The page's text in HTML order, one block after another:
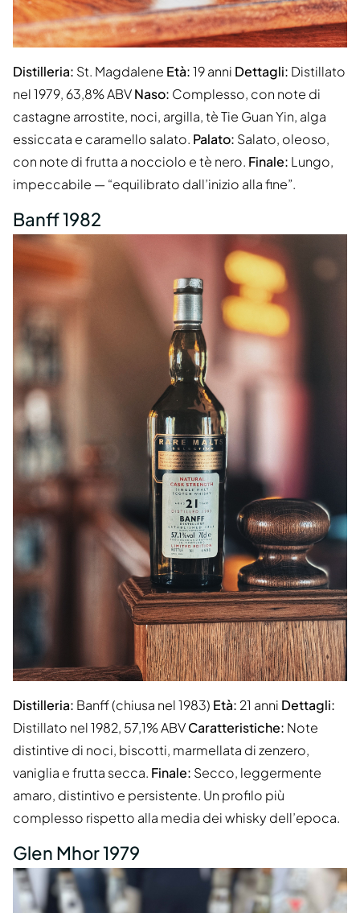
Distilleria: St. Magdalene Età:19 anni Dettagli: Distillato
nel 1979, 63,8% ABVNaso: Complesso, con note di
castagne arrostite, noci, argilla, tè Tie Guan Yin, alga
essiccata e caramello salato. Palato: Salato, oleoso,
con note di frutta a nocciolo e tè nero. Finale: Lungo,
impeccabile — “equilibrato dall’inizio alla fine”.
Banff 1982
Distilleria: Banff (chiusa nel 1983) Età: 21 anni Dettagli:
Distillato nel 1982, 57,1% ABVCaratteristiche: Note
distintive di noci, biscotti, marmellata di zenzero,
vaniglia e frutta secca. Finale: Secco, leggermente
amaro, distintivo e persistente. Un profilo più
complesso rispetto alla media dei whisky dell’epoca.
Glen Mhor 1979